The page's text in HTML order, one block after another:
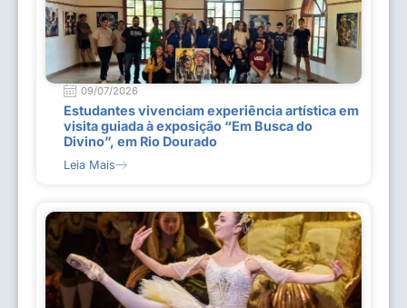
09/07/2026
Estudantes vivenciam experiência artística em
visita guiada à exposição “Em Busca do
Divino”, em Rio Dourado
Leia Mais